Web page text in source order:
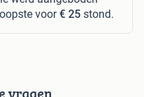
voor€ 25 stond.